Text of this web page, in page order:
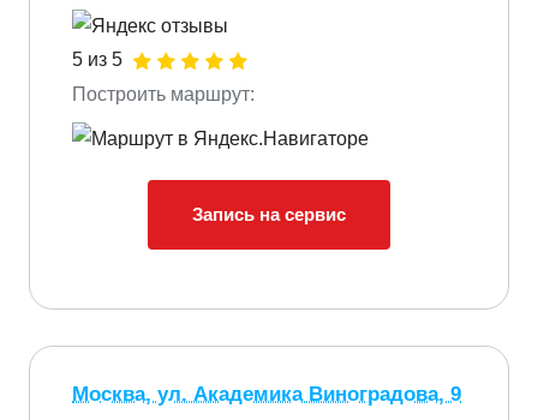
5 из 5
Построить маршрут:
Запись на сервис
Москва, ул. Академика Виноградова, 9